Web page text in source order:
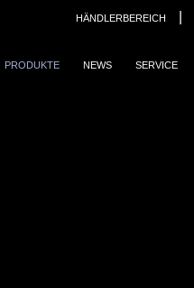
PRODUKTE NEWS SERVICE
HÄNDLERBEREICH